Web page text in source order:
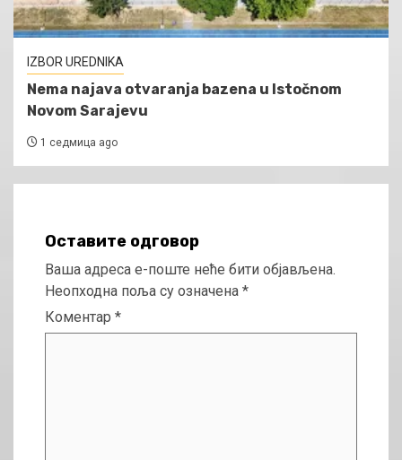
IZBOR UREDNIKA
Nema najava otvaranja bazena u Istočnom
Novom Sarajevu
1 седмица ago
Оставите одговор
Ваша адреса е-поште неће бити објављена.
Неопходна поља су означена *
Коментар *